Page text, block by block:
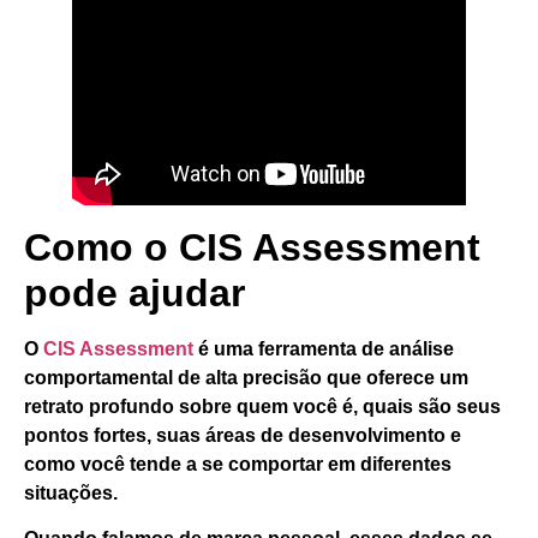
Como o CIS Assessment
pode ajudar
O CIS Assessment é uma ferramenta de análise
comportamental de alta precisão que oferece um
retrato profundo sobre quem você é, quais são seus
pontos fortes, suas áreas de desenvolvimento e
como você tende a se comportar em diferentes
situações.